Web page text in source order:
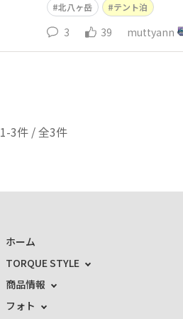
北八ヶ岳 テント泊
3 39 muttyann
1-3件 / 全3件
ホーム
TORQUE STYLE
商品情報
フォト